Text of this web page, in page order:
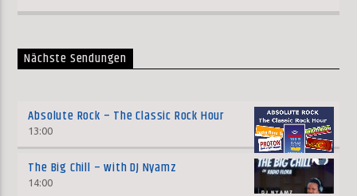
Nächste Sendungen
Absolute Rock – The Classic Rock Hour
13:00
The Big Chill – with DJ Nyamz
14:00